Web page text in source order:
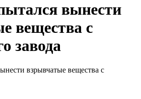
вынести
вещества с
завода